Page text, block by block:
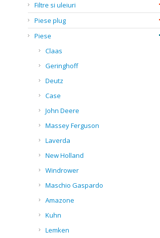
Filtre si uleiuri
Piese plug
Piese
Claas
Geringhoff
Deutz
Case
John Deere
Massey Ferguson
Laverda
New Holland
Windrower
Maschio Gaspardo
Amazone
Kuhn
Lemken